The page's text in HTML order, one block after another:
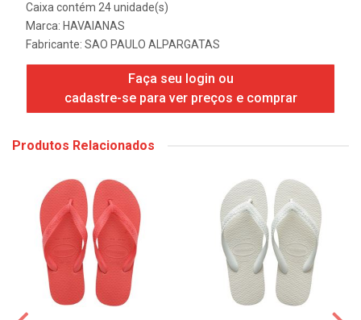
Caixa contém 24 unidade(s)
Marca: HAVAIANAS
Fabricante: SAO PAULO ALPARGATAS
Faça seu login ou
cadastre-se para ver preços e comprar
Produtos Relacionados